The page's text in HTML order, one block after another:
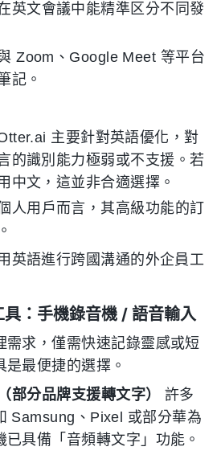
英文會議中能精準区分不同發
Zoom、Google Meet 等平台
記。
主要針對英語優化，對
的識別能力極弱或不支援。若
中文，這並非合適選擇。
人用戶而言，其高級功能的訂
英語進行跨國溝通的外企員工
：手機錄音機 / 語音輸入
需求，僅需快速記錄靈感或短
最便捷的選擇。
部分品牌支援轉文字）
許多
Samsung、Pixel 或部分華為
具備「音頻轉文字」功能。